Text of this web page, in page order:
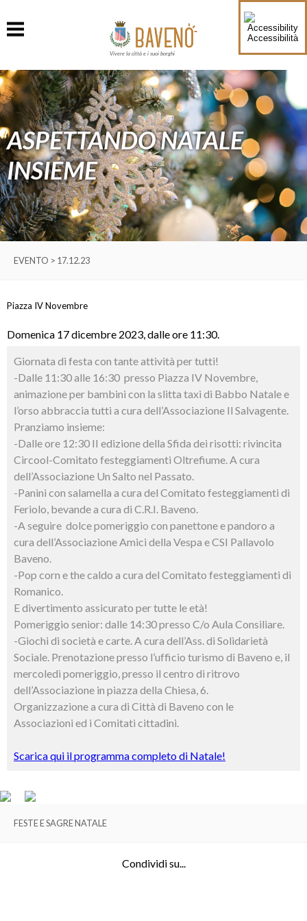
Accessibilità
Vivere la città e i suoi borghi
ASPETTANDO NATALE
INSIEME
EVENTO > 17.12.23
Piazza IV Novembre
Domenica 17 dicembre 2023, dalle ore 11:30.
Giornata di festa con tante attività per tutti!
-Dalle 11:30 alle 16:30 presso Piazza IV Novembre,
animazione per bambini con la slitta taxi di Babbo Natale e
l’orso abbraccia tutti a cura dell’Associazione Il Salvagente.
Pranziamo insieme:
-Dalle ore 12:30 II edizione della Sfida dei risotti: rivincita
Circool-Comitato festeggiamenti Oltrefiume. A cura
dell’Associazione Un Salto nel Passato.
-Panini con salamella a cura del Comitato festeggiamenti di
Feriolo, bevande a cura di C.R.I. Baveno.
-A seguire dolce pomeriggio con panettone e pandoro a
cura dell’Associazione Amici della Vespa e CSI Pallavolo
Baveno.
-Pop corn e the caldo a cura del Comitato festeggiamenti di
Romanico.
E divertimento assicurato per tutte le età!
Pomeriggio senior: dalle 14:30 presso C/o Aula Consiliare.
-Giochi di società e carte. A cura dell’Ass. di Solidarietà
Sociale. Prenotazione presso l’ufficio turismo di Baveno e, il
mercoledì pomeriggio, presso il centro di ritrovo
dell’Associazione in piazza della Chiesa, 6.
Organizzazione a cura di Città di Baveno con le
Associazioni ed i Comitati cittadini.
Scarica qui il programma completo di Natale!
FESTE E SAGRE NATALE
Condividi su...